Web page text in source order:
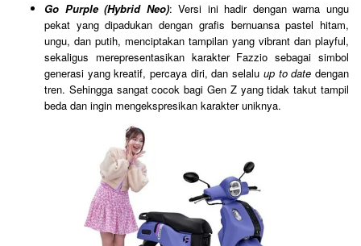
Go Purple (Hybrid Neo): Versi ini hadir dengan warna ungu
pekat yang dipadukan dengan grafis bernuansa pastel hitam,
ungu, dan putih, menciptakan tampilan yang vibrant dan playful,
sekaligus merepresentasikan karakter Fazzio sebagai simbol
generasi yang kreatif, percaya diri, dan selalu up to date dengan
tren. Sehingga sangat cocok bagi Gen Z yang tidak takut tampil
beda dan ingin mengekspresikan karakter uniknya.